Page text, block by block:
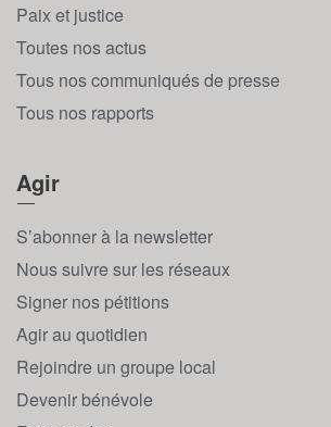
Paix et justice
Toutes nos actus
Tous nos communiqués de presse
Tous nos rapports
Agir
S’abonner à la newsletter
Nous suivre sur les réseaux
Signer nos pétitions
Agir au quotidien
Rejoindre un groupe local
Devenir bénévole